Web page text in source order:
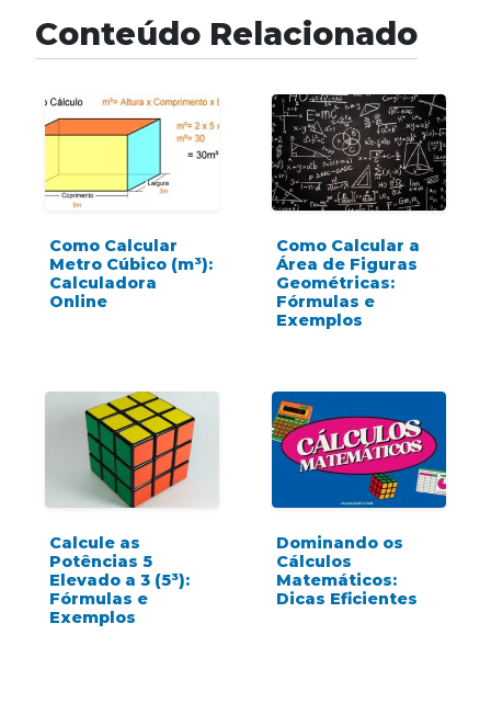
Conteúdo Relacionado
Como Calcular
Metro Cúbico (m³):
Calculadora
Online
Como Calcular a
Área de Figuras
Geométricas:
Fórmulas e
Exemplos
Calcule as
Potências 5
Elevado a 3 (5³):
Fórmulas e
Exemplos
Dominando os
Cálculos
Matemáticos:
Dicas Eficientes